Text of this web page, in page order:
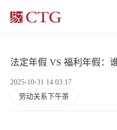
法定年假 VS 福利年假：
2025-10-31 14:03:17
劳动关系下午茶